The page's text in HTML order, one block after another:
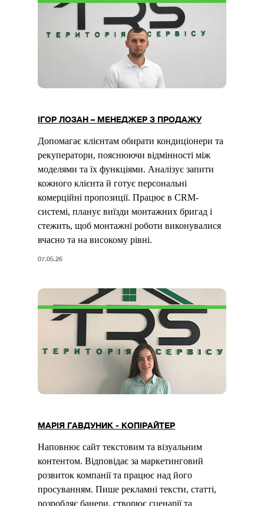
ІГОР ЛОЗАН – МЕНЕДЖЕР З ПРОДАЖУ
Допомагає клієнтам обирати кондиціонери та
рекуператори, пояснюючи відмінності між
моделями та їх функціями. Аналізує запити
кожного клієнта й готує персональні
комерційні пропозиції. Працює в CRM-
системі, планує виїзди монтажних бригад і
стежить, щоб монтажні роботи виконувалися
вчасно та на високому рівні.
07.05.26
МАРІЯ ГАВДУНИК - КОПІРАЙТЕР
Наповнює сайт текстовим та візуальним
контентом. Відповідає за маркетинговий
розвиток компанії та працює над його
просуванням. Пише рекламні тексти, статті,
розробляє банери, створює сценарії та